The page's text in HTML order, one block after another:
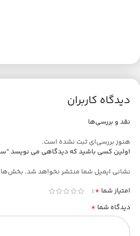
دیدگاه کاربران
نقد و بررسی‌ها
هنوز بررسی‌ای ثبت نشده است.
اولین کسی باشید که دیدگاهی می نویسد “سرویس پخت و پز 19
نشانی ایمیل شما منتشر نخواهد شد.
امتیاز شما *
دیدگاه شما *